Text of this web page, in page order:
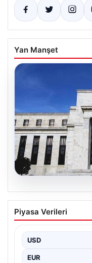
Yan Manşet
Fed faizi sabit
Piyasa Verileri
USD
EUR